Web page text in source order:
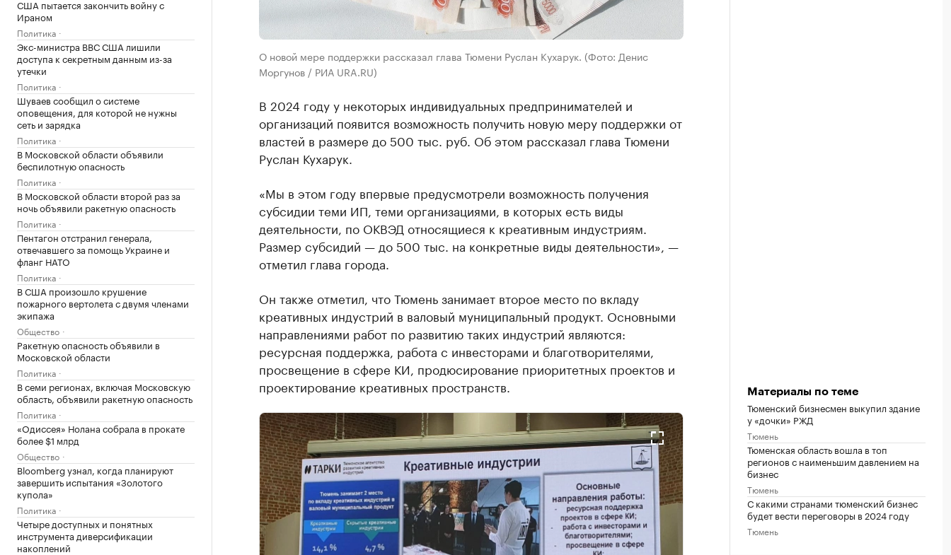
США пытается закончить войну с
Ираном
Политика
Экс-министра ВВС США лишили
доступа к секретным данным из-за
утечки
Политика
Шуваев сообщил о системе
оповещения, для которой не нужны
сеть и зарядка
Политика
В Московской области объявили
беспилотную опасность
Политика
В Московской области второй раз за
ночь объявили ракетную опасность
Политика
Пентагон отстранил генерала,
отвечавшего за помощь Украине и
фланг НАТО
Политика
В США произошло крушение
пожарного вертолета с двумя членами
экипажа
Общество
Ракетную опасность объявили в
Московской области
Политика
В семи регионах, включая Московскую
область, объявили ракетную опасность
Политика
«Одиссея» Нолана собрала в прокате
более $1 млрд
Общество
Bloomberg узнал, когда планируют
завершить испытания «Золотого
купола»
Политика
Четыре доступных и понятных
инструмента диверсификации
накоплений
О новой мере поддержки рассказал глава Тюмени Руслан Кухарук. (Фото: Денис
Моргунов / РИА URA.RU)
В 2024 году у некоторых индивидуальных предпринимателей и
организаций появится возможность получить новую меру поддержки от
властей в размере до 500 тыс. руб. Об этом рассказал глава Тюмени
Руслан Кухарук.
«Мы в этом году впервые предусмотрели возможность получения
субсидии теми ИП, теми организациями, в которых есть виды
деятельности, по ОКВЭД относящиеся к креативным индустриям.
Размер субсидий — до 500 тыс. на конкретные виды деятельности», —
отметил глава города.
Он также отметил, что Тюмень занимает второе место по вкладу
креативных индустрий в валовый муниципальный продукт. Основными
направлениями работ по развитию таких индустрий являются:
ресурсная поддержка, работа с инвесторами и благотворителями,
просвещение в сфере КИ, продюсирование приоритетных проектов и
проектирование креативных пространств.
Материалы по теме
Тюменский бизнесмен выкупил здание
у «дочки» РЖД
Тюмень
Тюменская область вошла в топ
регионов с наименьшим давлением на
бизнес
Тюмень
С какими странами тюменский бизнес
будет вести переговоры в 2024 году
Тюмень